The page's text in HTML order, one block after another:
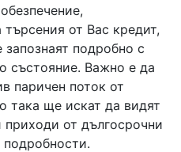
от Вас кредит,
подробно с
състояние. Важно е да
паричен поток от
така ще искат да видят
от дългосрочни